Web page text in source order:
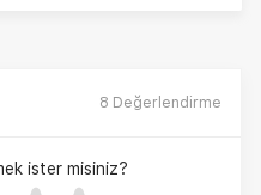
8 Değerlendirme
ister misiniz?